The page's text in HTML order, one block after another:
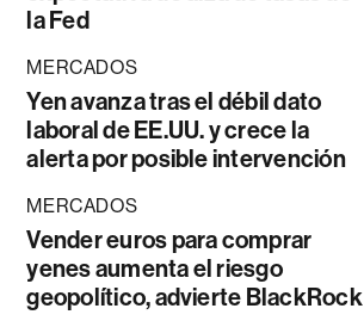
la Fed
MERCADOS
Yen avanza tras el débil dato
laboral de EE.UU. y crece la
alerta por posible intervención
MERCADOS
Vender euros para comprar
yenes aumenta el riesgo
geopolítico, advierte BlackRock